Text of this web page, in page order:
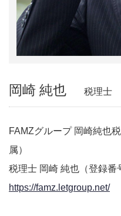
岡崎 純也 税理士
FAMZグループ 岡崎純也
属）
税理士 岡崎 純也（登録番
https://famz.letgroup.net/